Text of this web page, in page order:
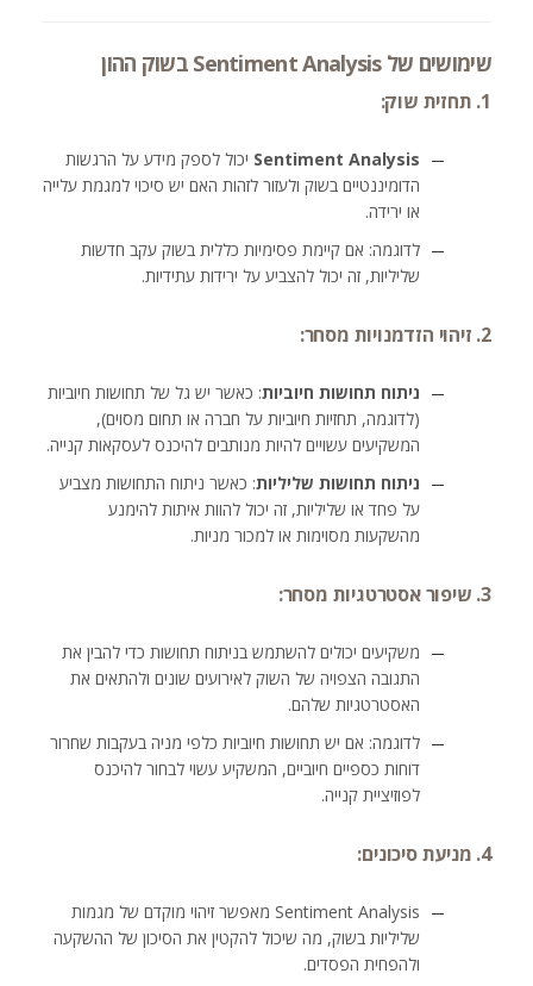
שימושים של Sentiment Analysis בשוק ההון
1. תחזית שוק:
Sentiment Analysis יכול לספק מידע על הרגשות
הדומיננטיים בשוק ולעזור לזהות האם יש סיכוי למגמת עלייה
או ירידה.
לדוגמה: אם קיימת פסימיות כללית בשוק עקב חדשות
שליליות, זה יכול להצביע על ירידות עתידיות.
2. זיהוי הזדמנויות מסחר:
ניתוח תחושות חיוביות: כאשר יש גל של תחושות חיוביות
(לדוגמה, תחזיות חיוביות על חברה או תחום מסוים),
המשקיעים עשויים להיות מנותבים להיכנס לעסקאות קנייה.
ניתוח תחושות שליליות: כאשר ניתוח התחושות מצביע
על פחד או שליליות, זה יכול להוות איתות להימנע
מהשקעות מסוימות או למכור מניות.
3. שיפור אסטרטגיות מסחר:
משקיעים יכולים להשתמש בניתוח תחושות כדי להבין את
התגובה הצפויה של השוק לאירועים שונים ולהתאים את
האסטרטגיות שלהם.
לדוגמה: אם יש תחושות חיוביות כלפי מניה בעקבות שחרור
דוחות כספיים חיוביים, המשקיע עשוי לבחור להיכנס
לפוזיציית קנייה.
4. מניעת סיכונים:
Sentiment Analysis מאפשר זיהוי מוקדם של מגמות
שליליות בשוק, מה שיכול להקטין את הסיכון של ההשקעה
ולהפחית הפסדים.